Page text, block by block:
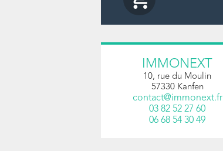
IMMONEXT
10, rue du Moulin
57330 Kanfen
contact@immonext.fr
03 82 52 27 60
06 68 54 30 49